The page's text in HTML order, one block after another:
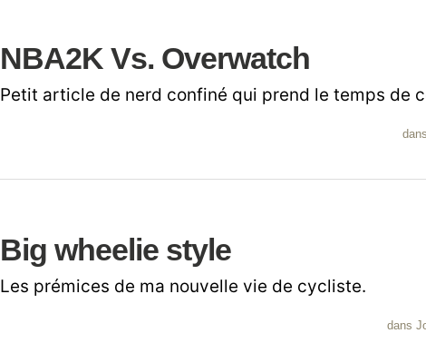
NBA2K Vs. Overwatch
Petit article de nerd confiné qui prend le temps de
dans
Big wheelie style
Les prémices de ma nouvelle vie de cycliste.
dans